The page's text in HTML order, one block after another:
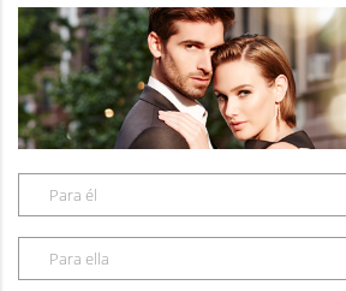
Para él
Para ella